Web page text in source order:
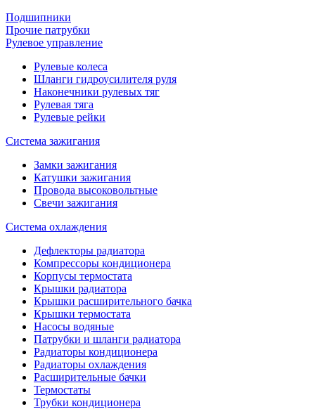
Подшипники
Прочие патрубки
Рулевое управление
Рулевые колеса
Шланги гидроусилителя руля
Наконечники рулевых тяг
Рулевая тяга
Рулевые рейки
Система зажигания
Замки зажигания
Катушки зажигания
Провода высоковольтные
Свечи зажигания
Система охлаждения
Дефлекторы радиатора
Компрессоры кондиционера
Корпусы термостата
Крышки радиатора
Крышки расширительного бачка
Крышки термостата
Насосы водяные
Патрубки и шланги радиатора
Радиаторы кондиционера
Радиаторы охлаждения
Расширительные бачки
Термостаты
Трубки кондиционера